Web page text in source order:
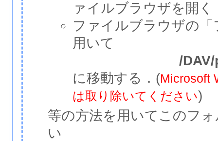
ァイルブラウザを開く
ファイルブラウザの
用いて
/
に移動する．(Microsoft
は取り除いてください)
等の方法を用いてこのフ
い